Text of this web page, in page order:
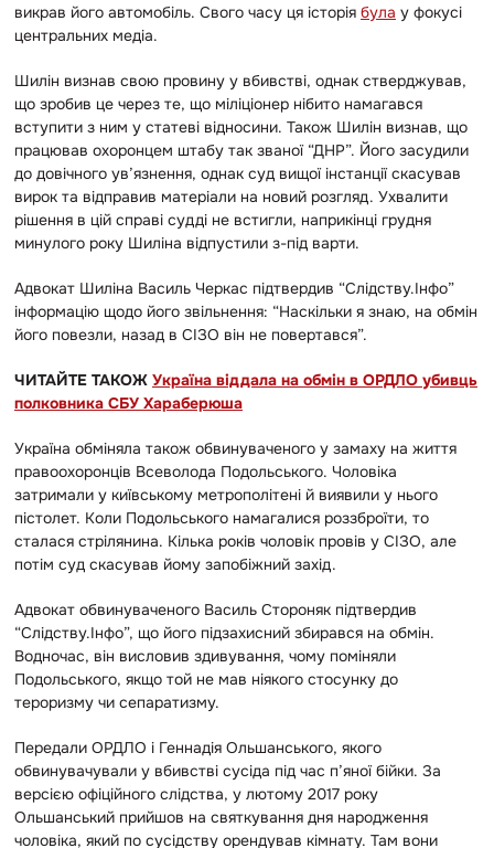
викрав його автомобіль. Свого часу ця історія була у фокусі
центральних медіа.
Шилін визнав свою провину у вбивстві, однак стверджував,
що зробив це через те, що міліціонер нібито намагався
вступити з ним у статеві відносини. Також Шилін визнав, що
працював охоронцем штабу так званої “ДНР”. Його засудили
до довічного ув’язнення, однак суд вищої інстанції скасував
вирок та відправив матеріали на новий розгляд. Ухвалити
рішення в цій справі судді не встигли, наприкінці грудня
минулого року Шиліна відпустили з-під варти.
Адвокат Шиліна Василь Черкас підтвердив “Слідству.Інфо”
інформацію щодо його звільнення: “Наскільки я знаю, на обмін
його повезли, назад в СІЗО він не повертався”.
ЧИТАЙТЕ ТАКОЖ Україна віддала на обмін в ОРДЛО убивць
полковника СБУ Хараберюша
Україна обміняла також обвинуваченого у замаху на життя
правоохоронців Всеволода Подольського. Чоловіка
затримали у київському метрополітені й виявили у нього
пістолет. Коли Подольського намагалися роззброїти, то
сталася стрілянина. Кілька років чоловік провів у СІЗО, але
потім суд скасував йому запобіжний захід.
Адвокат обвинуваченого Василь Стороняк підтвердив
“Слідству.Інфо”, що його підзахисний збирався на обмін.
Водночас, він висловив здивування, чому поміняли
Подольського, якщо той не мав ніякого стосунку до
тероризму чи сепаратизму.
Передали ОРДЛО і Геннадія Ольшанського, якого
обвинувачували у вбивстві сусіда під час п’яної бійки. За
версією офіційного слідства, у лютому 2017 року
Ольшанський прийшов на святкування дня народження
чоловіка, який по сусідству орендував кімнату. Там вони